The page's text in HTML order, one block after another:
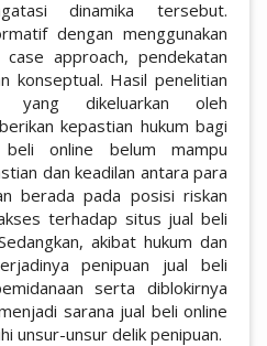
dinamika tersebut.
dengan menggunakan
approach, pendekatan
konseptual. Hasil penelitian
yang dikeluarkan oleh
kepastian hukum bagi
online belum mampu
dan keadilan antara para
berada pada posisi riskan
terhadap situs jual beli
akibat hukum dan
penipuan jual beli
serta diblokirnya
sarana jual beli online
unsur-unsur delik penipuan.